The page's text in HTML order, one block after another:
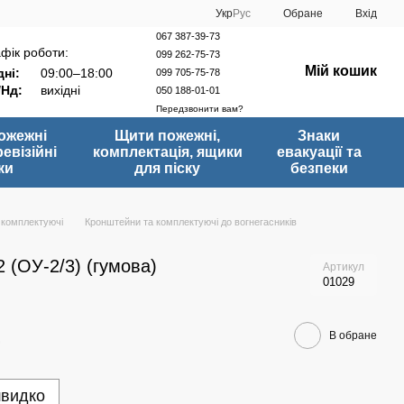
УкрРус Обране Вхід
роботи:
09:00–18:00
вихідні
067 387-39-73
099 262-75-73
099 705-75-78
050 188-01-01
Передзвонити вам?
Мій кошик
Щити пожежні,
комплектація, ящики
для піску
Знаки
евакуації та
безпеки
Кронштейни та комплектуючі до вогнегасників
(ОУ-2/3) (гумова) Артикул
01029
В обране